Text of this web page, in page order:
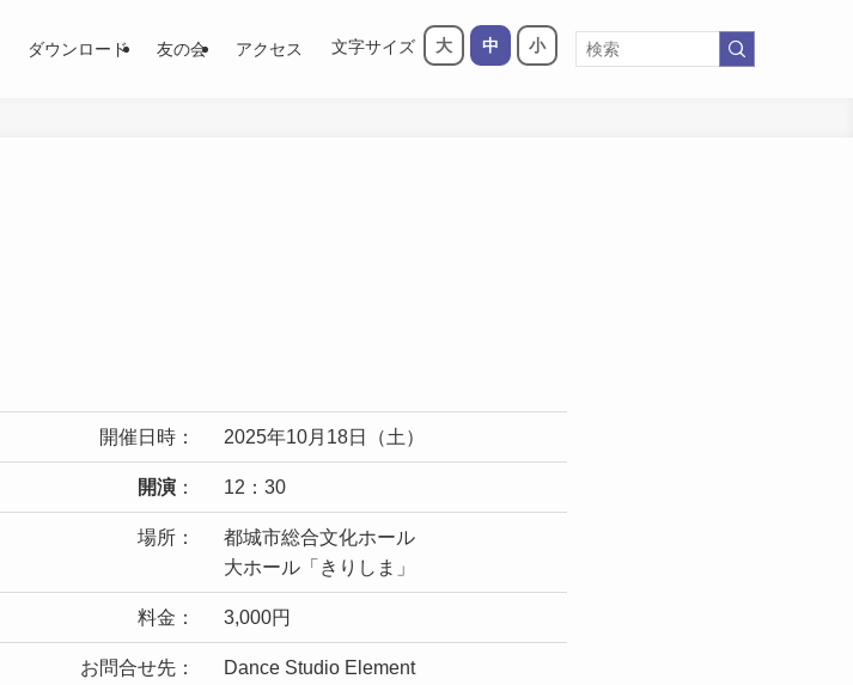
ダウンロード 友の会 アクセス 文字サイズ 大 中 小
開催日時： 2025年10月18日（土）
開演 ： 12：30
場所：
都城市総合文化ホール
大ホール「きりしま」
料金： 3,000円
お問合せ先：
Dance Studio Element